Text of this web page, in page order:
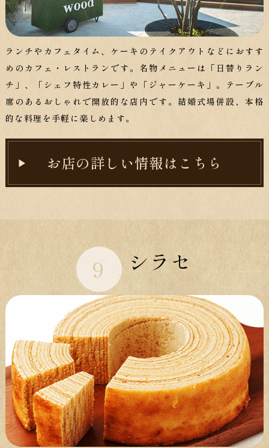
ランチやカフェタイム、ケーキのテイクアウトなどにおすす
めのカフェ・レストランです。名物メニューは「日替りラン
チ」、「シェフ特性カレー」や「ジャーケーキ」。テーブル
席のあるおしゃれで開放的な店内です。結婚式場併設、本格
的な料理を手軽に楽しめます。
お店の詳しい情報はこちら
9 シラセ